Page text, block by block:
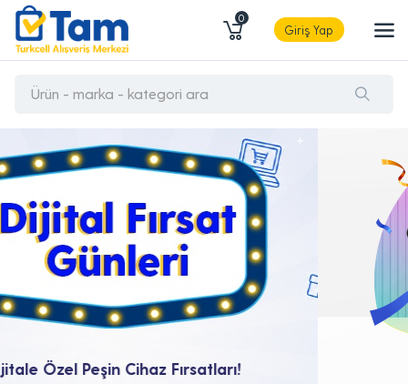
0
Giriş Yap